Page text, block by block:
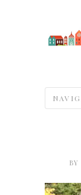
BY